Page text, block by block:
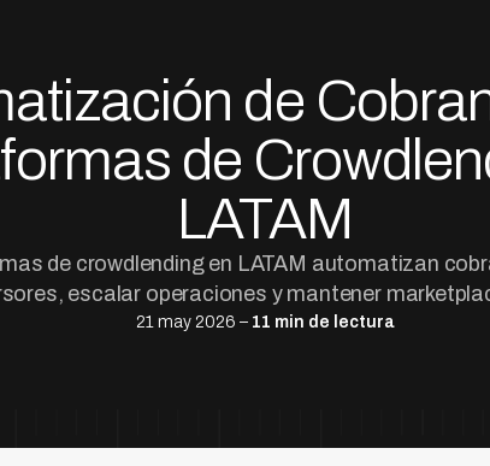
de
de
LATAM
de crowdlending en LATAM automatizan
escalar operaciones y mantener
21 may 2026 – 11 min de lectura